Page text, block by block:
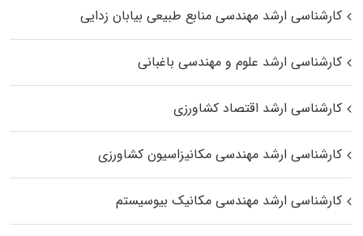
کارشناسی ارشد مهندسی منابع طبیعی بیابان زدایی
کارشناسی ارشد علوم و مهندسی باغبانی
کارشناسی ارشد اقتصاد کشاورزی
کارشناسی ارشد مهندسی مکانیزاسیون کشاورزی
کارشناسی ارشد مهندسی مکانیک بیوسیستم